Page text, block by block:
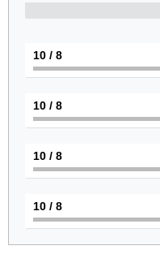
8
/ 10
8
/ 10
8
/ 10
8
/ 10